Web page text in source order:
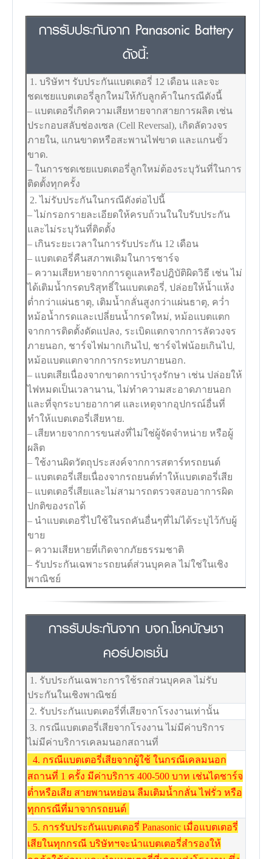
การรับประกันจาก Panasonic Battery
ดังนี้:
1. บริษัทฯ รับประกันแบตเตอรี่ 12 เดือน และจะ
ชดเชยแบตเตอรี่ลูกใหม่ให้กับลูกค้าในกรณีดังนี้
– แบตเตอรี่เกิดความเสียหายจากสายการผลิต เช่น
ประกอบสลับช่องเซล (Cell Reversal), เกิดลัดวงจร
ภายใน, แกนขาดหรือสะพานไฟขาด และแกนขั้ว
ขาด.
– ในการชดเชยแบตเตอรี่ลูกใหม่ต้องระบุวันที่ในการ
ติดตั้งทุกครั้ง
2. ไม่รับประกันในกรณีดังต่อไปนี้
– ไม่กรอกรายละเอียดให้ครบถ้วนในใบรับประกัน
และไม่ระบุวันที่ติดตั้ง
– เกินระยะเวลาในการรับประกัน 12 เดือน
– แบตเตอรี่คืนสภาพเดิมในการชาร์จ
– ความเสียหายจากการดูแลหรือปฎิบัติผิดวิธี เช่น ไม่
ได้เติมน้ำกรดบริสุทธิ์ในแบตเตอรี่, ปล่อยให้น้ำแห้ง
ต่ำกว่าแผ่นธาตุ, เติมน้ำกลั่นสูงกว่าแผ่นธาตุ, คว่ำ
หม้อน้ำกรดและเปลี่ยนน้ำกรดใหม่, หม้อแบตแตก
จากการติดตั้งดัดแปลง, ระเบิดแตกจากการลัดวงจร
ภายนอก, ชาร์จไฟมากเกินไป, ชาร์จไฟน้อยเกินไป,
หม้อแบตแตกจากการกระทบภายนอก.
– แบตเสียเนื่องจากขาดการบำรุงรักษา เช่น ปล่อยให้
ไฟหมดเป็นเวลานาน, ไม่ทำความสะอาดภายนอก
และที่จุกระบายอากาศ และเหตุจากอุปกรณ์อื่นที่
ทำให้แบตเตอรี่เสียหาย.
– เสียหายจากการขนส่งที่ไม่ใช่ผู้จัดจำหน่าย หรือผู้
ผลิต
– ใช้งานผิดวัตถุประสงค์จากการสตาร์ทรถยนต์
– แบตเตอรี่เสียเนื่องจากรถยนต์ทำให้แบตเตอรี่เสีย
– แบตเตอรี่เสียและไม่สามารถตรวจสอบอาการผิด
ปกติของรถได้
– นำแบตเตอรี่ไปใช้ในรถคันอื่นๆที่ไม่ได้ระบุไว้กับผู้
ขาย
– ความเสียหายที่เกิดจากภัยธรรมชาติ
– รับประกันเฉพาะรถยนต์ส่วนบุคคล ไม่ใช่ในเชิง
พาณิชย์
การรับประกันจาก บจก.โชคบัญชา
คอร์ปอเรชั่น
1. รับประกันเฉพาะการใช้รถส่วนบุคคล ไม่รับ
ประกันในเชิงพาณิชย์
2. รับประกันแบตเตอรี่ที่เสียจากโรงงานเท่านั้น
3. กรณีแบตเตอรี่เสียจากโรงงาน ไม่มีค่าบริการ
ไม่มีค่าบริการเคลมนอกสถานที่
4. กรณีแบตเตอรี่เสียจากผู้ใช้ ในกรณีเคลมนอก
สถานที่ 1 ครั้ง มีค่าบริการ 400-500 บาท เช่นไดชาร์จ
ต่ำหรือเสีย สายพานหย่อน ลืมเติมน้ำกลั่น ไฟรั่ว หรือ
ทุกกรณีที่มาจากรถยนต์
5. การรับประกันแบตเตอรี่ Panasonic เมื่อแบตเตอรี่
เสียในทุกกรณี บริษัทฯจะนำแบตเตอรี่สำรองให้